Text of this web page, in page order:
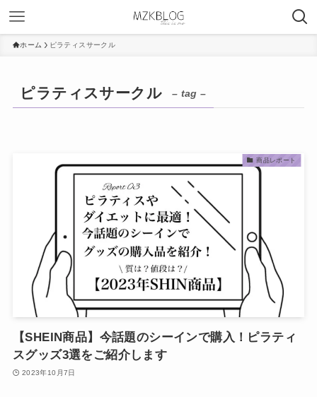
ホーム ピラティスサークル
ピラティスサークル – tag –
商品レポート
【SHEIN商品】今話題のシーインで購入！ピラティ
スグッズ3選をご紹介します
2023年10月7日